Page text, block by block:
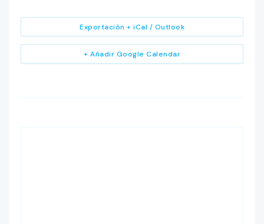
+ Añadir Google Calendar
Exportación + iCal / Outlook